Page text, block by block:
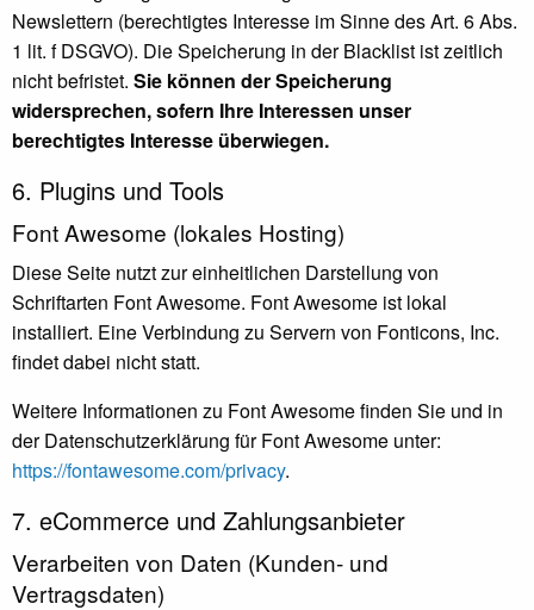
Newslettern (berechtigtes Interesse im Sinne des Art. 6 Abs.
1 lit. f DSGVO). Die Speicherung in der Blacklist ist zeitlich
nicht befristet. Sie können der Speicherung
widersprechen, sofern Ihre Interessen unser
berechtigtes Interesse überwiegen.
6. Plugins und Tools
Font Awesome (lokales Hosting)
Diese Seite nutzt zur einheitlichen Darstellung von
Schriftarten Font Awesome. Font Awesome ist lokal
installiert. Eine Verbindung zu Servern von Fonticons, Inc.
findet dabei nicht statt.
Weitere Informationen zu Font Awesome finden Sie und in
der Datenschutzerklärung für Font Awesome unter:
https://fontawesome.com/privacy.
7. eCommerce und Zahlungs­anbieter
Verarbeiten von Daten (Kunden- und
Vertragsdaten)